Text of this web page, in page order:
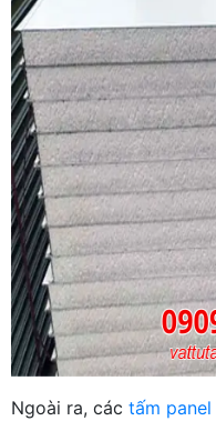
Ngoài ra, các tấm panel